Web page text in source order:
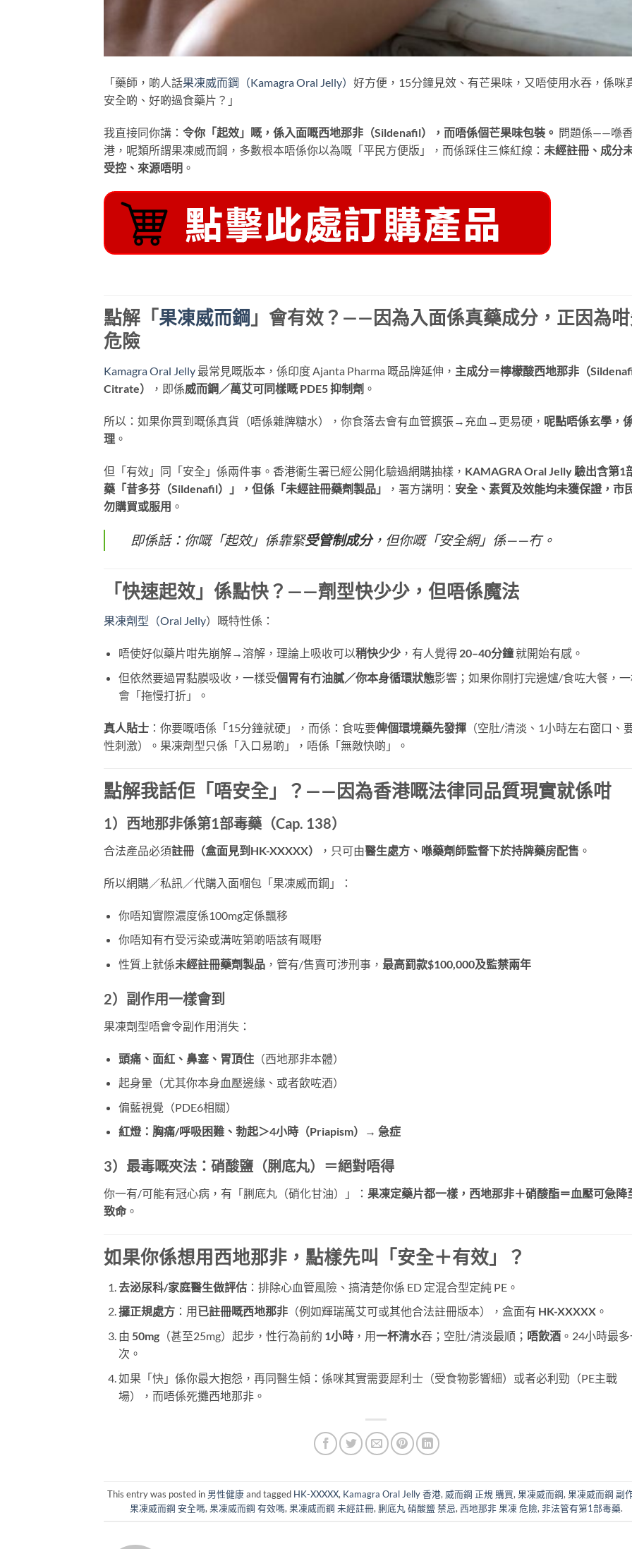
「藥師，啲人話果凍威而鋼（Kamagra Oral Jelly） 好方便，15分鐘見效、有芒果味，又唔使用水吞，係咪
安全啲、好啲過食藥片？」
我直接同你講： 令你「起效」嘅，係入面嘅西地那非（Sildenafil），而唔係個芒果味包裝。
問題係——喺
港，呢類所謂果凍威而鋼，多數根本唔係你以為嘅「平民方便版」，而係踩住三條紅線： 未經註冊、成分
受控、來源唔明 。
點解「 果凍威而鋼 」會有效？——因為入面係真藥成分，正因為
危險
Kamagra Oral Jelly 最常見嘅版本，係印度 Ajanta Pharma 嘅品牌延伸， 主成分＝檸檬酸西地那非（
Citrate）
，即係威而鋼／萬艾可同樣嘅 PDE5 抑制劑 。
所以：如果你買到嘅係真貨（唔係雜牌糖水），你食落去會有血管擴張→充血→更易硬， 呢點唔係玄學，
理 。
但「有效」同「安全」係兩件事。香港衞生署已經公開化驗過網購抽樣， KAMAGRA Oral Jelly 驗出含第1
藥「昔多芬（Sildenafil）」，但係「未經註冊藥劑製品」
，署方講明： 安全、素質及效能均未獲保證，市
勿購買或服用 。
即係話：你嘅「起效」係靠緊受管制成分，但你嘅「安全網」係——冇。
「快速起效」係點快？——劑型快少少，但唔係魔法
果凍劑型（Oral Jelly）嘅特性係：
唔使好似藥片咁先崩解→溶解，理論上吸收可以稍快少少，有人覺得 20–40分鐘​ 就開始有感。
但依然要過胃黏膜吸收，一樣受個胃有冇油膩／你本身循環狀態影響；如果你剛打完邊爐/食咗大餐，
會「拖慢打折」。
真人貼士 ：你要嘅唔係「15分鐘就硬」，而係：食咗要俾個環境藥先發揮 （空肚/清淡、1小時左右窗口、
性刺激）。果凍劑型只係「入口易啲」，唔係「無敵快啲」。
點解我話佢「唔安全」？——因為香港嘅法律同品質現實就係咁
1）西地那非係第1部毒藥（Cap. 138）
合法產品必須註冊（盒面見到HK-XXXXX） ，只可由醫生處方、喺藥劑師監督下於持牌藥房配售 。
所以網購／私訊／代購入面嗰包「果凍威而鋼」：
你唔知實際濃度係100mg定係飄移
你唔知有冇受污染或溝咗第啲唔該有嘅嘢
性質上就係未經註冊藥劑製品，管有/售賣可涉刑事， 最高罰款$100,000及監禁兩年
2）副作用一樣會到
果凍劑型唔會令副作用消失：
頭痛、面紅、鼻塞、胃頂住（西地那非本體）
起身暈（尤其你本身血壓邊緣、或者飲咗酒）
偏藍視覺（PDE6相關）
紅燈：胸痛/呼吸困難、勃起＞4小時（Priapism）→ 急症
3）最毒嘅夾法：硝酸鹽（脷底丸）＝絕對唔得
你一有/可能有冠心病，有「脷底丸（硝化甘油）」： 果凍定藥片都一樣，西地那非＋硝酸酯＝血壓可急降
致命 。
如果你係想用西地那非，點樣先叫「安全＋有效」？
去泌尿科/家庭醫生做評估：排除心血管風險、搞清楚你係 ED 定混合型定純 PE。
攞正規處方：用 已註冊嘅西地那非（例如輝瑞萬艾可或其他合法註冊版本），盒面有 HK-XXXXX。
由 50mg（甚至25mg）起步，性行為前約 1小時，用一杯清水吞；空肚/清淡最順； 唔飲酒。24小時最多
次。
如果「快」係你最大抱怨，再同醫生傾：係咪其實需要犀利士（受食物影響細）或者必利勁（PE主戰
場），而唔係死攤西地那非。
This entry was posted in 男性健康and tagged HK-XXXXX, Kamagra Oral Jelly 香港, 威而鋼 正規 購買, 果凍威而鋼, 果凍威而鋼 副
果凍威而鋼 安全嗎, 果凍威而鋼 有效嗎, 果凍威而鋼 未經註冊, 脷底丸 硝酸鹽 禁忌, 西地那非 果凍 危險, 非法管有第1部毒藥.